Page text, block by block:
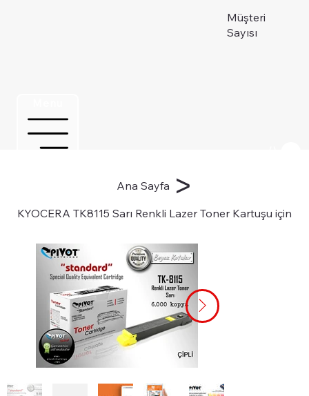
Müşteri
Sayısı
Ana Sayfa >
KYOCERA TK8115 Sarı Renkli Lazer Toner Kartuşu için